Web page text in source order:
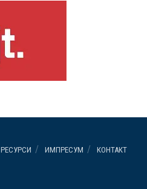
РЕСУРСИ ИМПРЕСУМ КОНТАКТ